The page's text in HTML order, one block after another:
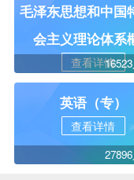
毛泽东思想和中国
会主义理论体系
查看详情
英语（专）
查看详情